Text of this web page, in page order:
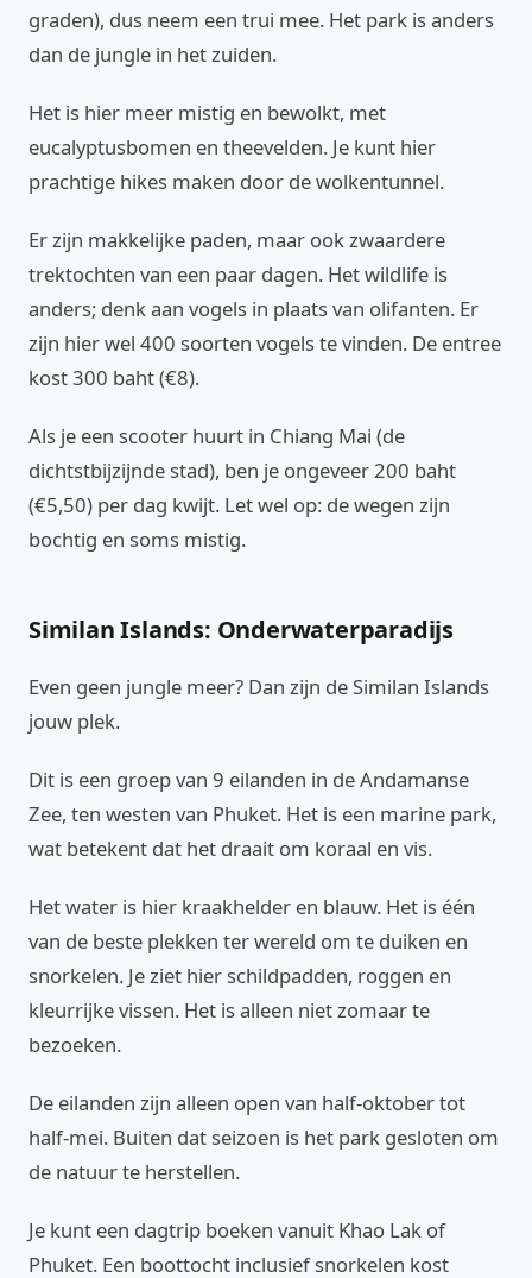
graden), dus neem een trui mee. Het park is anders
dan de jungle in het zuiden.
Het is hier meer mistig en bewolkt, met
eucalyptusbomen en theevelden. Je kunt hier
prachtige hikes maken door de wolkentunnel.
Er zijn makkelijke paden, maar ook zwaardere
trektochten van een paar dagen. Het wildlife is
anders; denk aan vogels in plaats van olifanten. Er
zijn hier wel 400 soorten vogels te vinden. De entree
kost 300 baht (€8).
Als je een scooter huurt in Chiang Mai (de
dichtstbijzijnde stad), ben je ongeveer 200 baht
(€5,50) per dag kwijt. Let wel op: de wegen zijn
bochtig en soms mistig.
Similan Islands: Onderwaterparadijs
Even geen jungle meer? Dan zijn de Similan Islands
jouw plek.
Dit is een groep van 9 eilanden in de Andamanse
Zee, ten westen van Phuket. Het is een marine park,
wat betekent dat het draait om koraal en vis.
Het water is hier kraakhelder en blauw. Het is één
van de beste plekken ter wereld om te duiken en
snorkelen. Je ziet hier schildpadden, roggen en
kleurrijke vissen. Het is alleen niet zomaar te
bezoeken.
De eilanden zijn alleen open van half-oktober tot
half-mei. Buiten dat seizoen is het park gesloten om
de natuur te herstellen.
Je kunt een dagtrip boeken vanuit Khao Lak of
Phuket. Een boottocht inclusief snorkelen kost